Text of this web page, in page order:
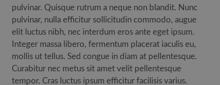
pulvinar. Quisque rutrum a neque non blandit. Nunc
pulvinar, nulla efficitur sollicitudin commodo, augue
elit luctus nibh, nec interdum eros ante eget ipsum.
Integer massa libero, fermentum placerat iaculis eu,
mollis ut tellus. Sed congue in diam at pellentesque.
Curabitur nec metus sit amet velit pellentesque
tempor. Cras luctus ipsum efficitur facilisis varius.